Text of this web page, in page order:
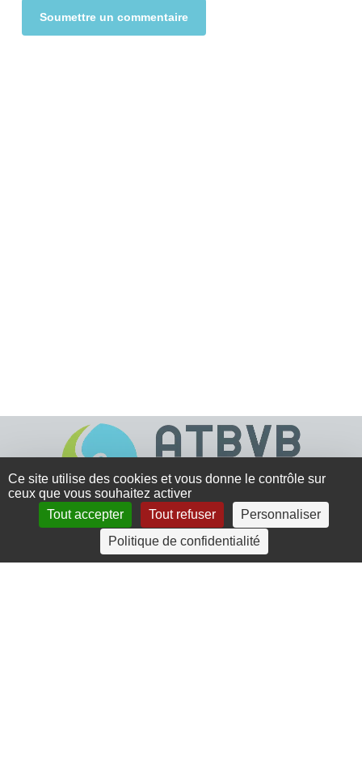
4 rue Crec’h-Ugen
22810 Belle Isle en Terre
Ce site utilise des cookies et vous donne le contrôle sur
ceux que vous souhaitez activer
Tout accepter
Tout refuser
Personnaliser
Politique de confidentialité